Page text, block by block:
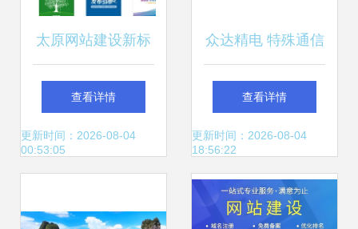
太原网站建设新标
杆 企盟天助如何为
企业打造数字核心
查看详情
更新时间：2026-08-04
00:53:05
众达精电 特殊通信
领域网站建设的标
杆案例
查看详情
更新时间：2026-08-04
18:56:22